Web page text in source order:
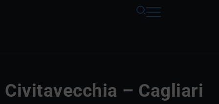
Civitavecchia – Cagliari